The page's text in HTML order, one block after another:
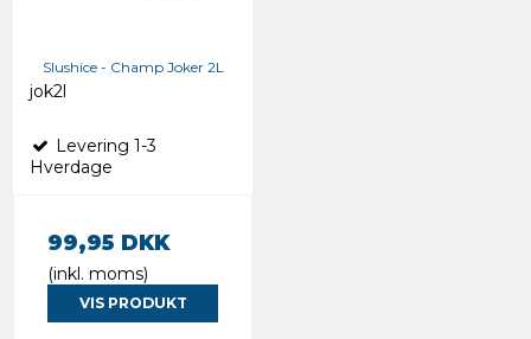
Slushice - Champ Joker 2L
jok2l
Levering 1-3
Hverdage
99,95 DKK
(inkl. moms)
VIS PRODUKT